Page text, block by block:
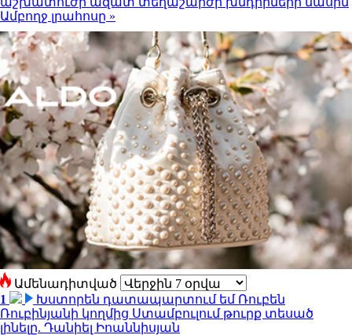
Ամբողջ լրահոսը »
Ամենադիտված
1
Խստորեն դատապարտում եմ Ռուբեն
Ռուբինյանի կողմից Ստամբուլում թուրք տեսած
լինելը. Դանիել Իոաննիսյան